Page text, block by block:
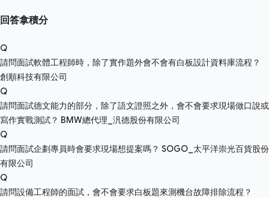
回答拿積分
Q
請問面試軟體工程師時，除了實作題外會不會有白板設計資料庫流程？
創順科技有限公司
Q
請問面試德文能力的部分，除了語文證照之外，會不會要求現場做口說或
寫作實戰測試？ BMW總代理_汎德股份有限公司
Q
請問面試企劃專員時會要求現場想提案嗎？ SOGO_太平洋崇光百貨股份
有限公司
Q
請問設備工程師的面試，會不會要求白板題來測機台故障排除流程？